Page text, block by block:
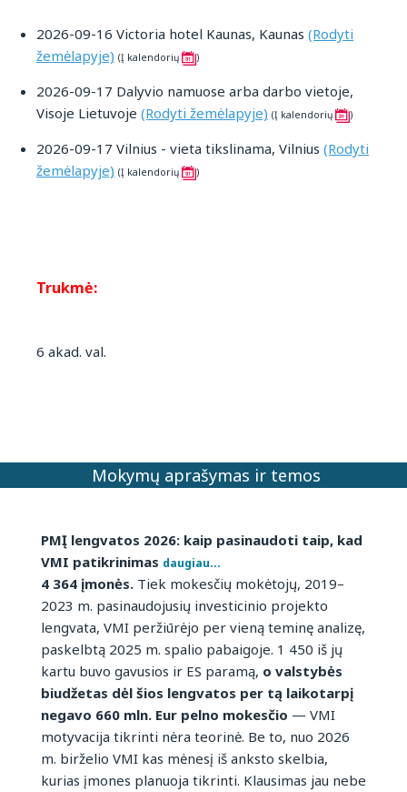
2026-09-16 Victoria hotel Kaunas, Kaunas (Rodyti
žemėlapyje) (Į kalendorių )
2026-09-17 Dalyvio namuose arba darbo vietoje,
Visoje Lietuvoje (Rodyti žemėlapyje) (Į kalendorių )
2026-09-17 Vilnius - vieta tikslinama, Vilnius (Rodyti
žemėlapyje) (Į kalendorių )
Trukmė:
6 akad. val.
Mokymų aprašymas ir temos
PMĮ lengvatos 2026: kaip pasinaudoti taip, kad
VMI patikrinimas daugiau...
4 364 įmonės. Tiek mokesčių mokėtojų, 2019–
2023 m. pasinaudojusių investicinio projekto
lengvata, VMI peržiūrėjo per vieną teminę analizę,
paskelbtą 2025 m. spalio pabaigoje. 1 450 iš jų
kartu buvo gavusios ir ES paramą, o valstybės
biudžetas dėl šios lengvatos per tą laikotarpį
negavo 660 mln. Eur pelno mokesčio — VMI
motyvacija tikrinti nėra teorinė. Be to, nuo 2026
m. birželio VMI kas mėnesį iš anksto skelbia,
kurias įmones planuoja tikrinti. Klausimas jau nebe